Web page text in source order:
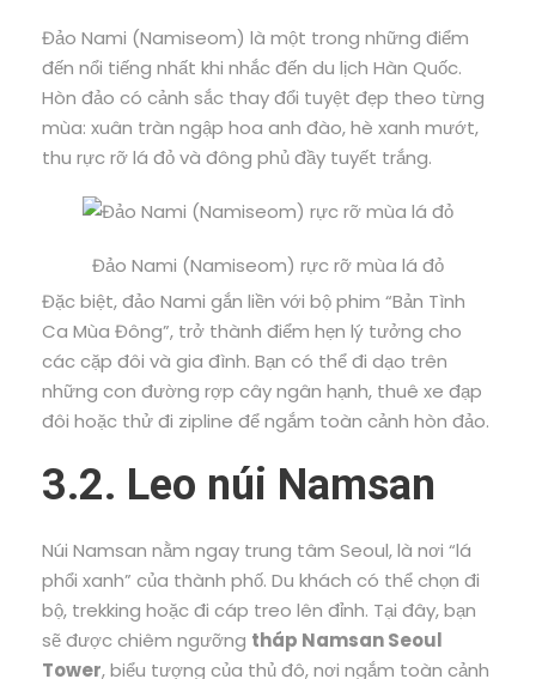
Đảo Nami (Namiseom) là một trong những điểm
đến nổi tiếng nhất khi nhắc đến du lịch Hàn Quốc.
Hòn đảo có cảnh sắc thay đổi tuyệt đẹp theo từng
mùa: xuân tràn ngập hoa anh đào, hè xanh mướt,
thu rực rỡ lá đỏ và đông phủ đầy tuyết trắng.
Đảo Nami (Namiseom) rực rỡ mùa lá đỏ
Đặc biệt, đảo Nami gắn liền với bộ phim “Bản Tình
Ca Mùa Đông”, trở thành điểm hẹn lý tưởng cho
các cặp đôi và gia đình. Bạn có thể đi dạo trên
những con đường rợp cây ngân hạnh, thuê xe đạp
đôi hoặc thử đi zipline để ngắm toàn cảnh hòn đảo.
3.2. Leo núi Namsan
Núi Namsan nằm ngay trung tâm Seoul, là nơi “lá
phổi xanh” của thành phố. Du khách có thể chọn đi
bộ, trekking hoặc đi cáp treo lên đỉnh. Tại đây, bạn
sẽ được chiêm ngưỡng tháp Namsan Seoul
Tower, biểu tượng của thủ đô, nơi ngắm toàn cảnh